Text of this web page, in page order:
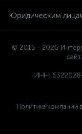
Юридическим
© 2015 - 2026
ИНН:
Политика компании